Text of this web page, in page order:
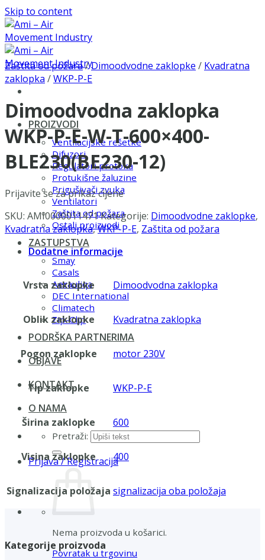
Skip to content
PROIZVODI
Ventilacijske rešetke
Difuzori
Regulatori protoka
Protukišne žaluzine
Prigušivači zvuka
Ventilatori
Zaštita od požara
Ostali proizvodi
ZASTUPSTVA
Smay
Casals
Aerauliqa
DEC International
Climatech
Zip-Clip
PODRŠKA PARTNERIMA
OBJAVE
KONTAKT
O NAMA
Pretraži:
Prijava / Registracija
Nema proizvoda u košarici.
Povratak u trgovinu
Zaštita od požara/Dimoodvodne zaklopke / Kvadratna
zaklopka /WKP-P-E
Dimoodvodna zaklopka
WKP-P-E-W-T-600×400-
BLE230(BE230-12)
Prijavite se za prikaz cijene
SKU: AMI0000011471Kategorije: Dimoodvodne zaklopke,
Kvadratna zaklopka,WKP-P-E, Zaštita od požara
Dodatne informacije
Vrsta zaklopke Dimoodvodna zaklopka
Oblik zaklopke Kvadratna zaklopka
Pogon zaklopke motor 230V
Tip zaklopke WKP-P-E
Širina zaklopke 600
Visina zaklopke 400
Signalizacija položaja signalizacija oba položaja
Kategorije proizvoda